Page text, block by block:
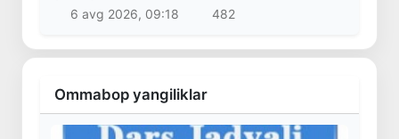
6 avg 2026, 09:18
482
Ommabop yangiliklar